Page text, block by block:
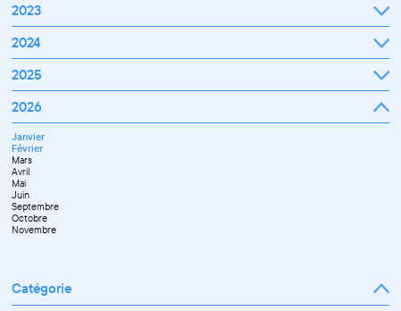
Janvier
Février
Mars
Avril
Juillet
Septembre
Octobre
Novembre
Décembre
2023
Janvier
Février
Mars
Avril
Septembre
Octobre
Novembre
Décembre
2024
Janvier
Février
Mars
Avril
Juin
Juillet
Septembre
Novembre
Décembre
2025
Janvier
Février
Mars
Avril
Mai
Juin
Juillet
Septembre
Octobre
Novembre
Décembre
2026
Janvier
Février
Mars
Avril
Mai
Juin
Septembre
Octobre
Novembre
Catégorie